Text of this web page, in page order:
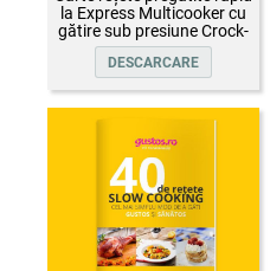
la Express Multicooker cu
gătire sub presiune Crock-
Pot
DESCARCARE